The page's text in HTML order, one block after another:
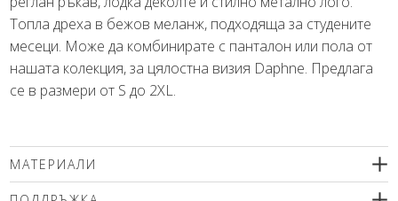
Топла дреха в бежов меланж, подходяща за студените
месеци. Може да комбинирате с панталон или пола от
нашата колекция, за цялостна визия Daphne. Предлага
се в размери от S до 2XL.
МАТЕРИАЛИ